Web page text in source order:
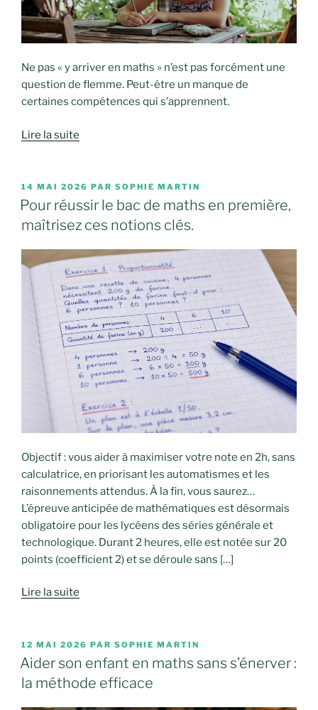
Ne pas « y arriver en maths » n’est pas forcément une
question de flemme. Peut-être un manque de
certaines compétences qui s’apprennent.
Lire la suite
PUBLIÉ
LE
14 MAI 2026 PAR SOPHIE MARTIN
Pour réussir le bac de maths en première,
maîtrisez ces notions clés.
Objectif : vous aider à maximiser votre note en 2h, sans
calculatrice, en priorisant les automatismes et les
raisonnements attendus. À la fin, vous saurez…
L’épreuve anticipée de mathématiques est désormais
obligatoire pour les lycéens des séries générale et
technologique. Durant 2 heures, elle est notée sur 20
points (coefficient 2) et se déroule sans […]
Lire la suite
PUBLIÉ
LE
12 MAI 2026 PAR SOPHIE MARTIN
Aider son enfant en maths sans s’énerver :
la méthode efficace